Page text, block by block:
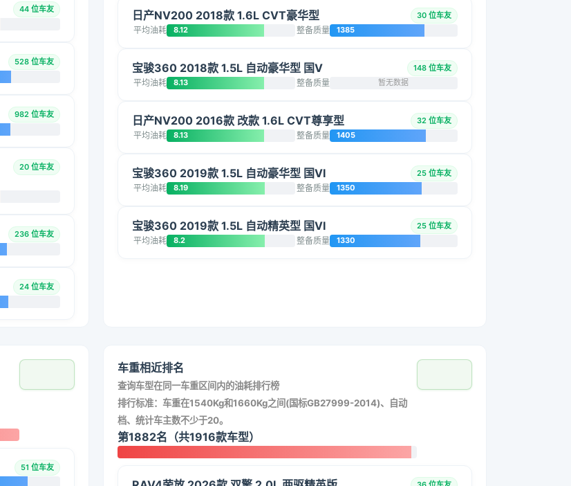
44 位车友
528 位车友
982 位车友
20 位车友
236 位车友
24 位车友
日产NV200 2018款 1.6L CVT豪华型 30 位车友
平均油耗 8.12 整备质量 1385
宝骏360 2018款 1.5L 自动豪华型 国V 148 位车友
平均油耗 8.13 整备质量 暂无数据
日产NV200 2016款 改款 1.6L CVT尊享型 32 位车友
平均油耗 8.13 整备质量 1405
宝骏360 2019款 1.5L 自动豪华型 国VI 25 位车友
平均油耗 8.19 整备质量 1350
宝骏360 2019款 1.5L 自动精英型 国VI 25 位车友
平均油耗 8.2 整备质量 1330
51 位车友
车重相近排名
查询车型在同一车重区间内的油耗排行榜
排行标准：车重在1540Kg和1660Kg之间(国标GB27999-2014)、自动
档、统计车主数不少于20。
第1882名（共1916款车型）